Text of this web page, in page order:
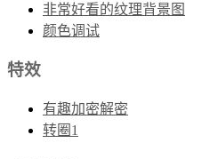
非常好看的纹理背景图
颜色调试
特效
有趣加密解密
转圈1